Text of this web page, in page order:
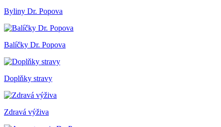
Byliny Dr. Popova
Balíčky Dr. Popova
Doplňky stravy
Zdravá výživa